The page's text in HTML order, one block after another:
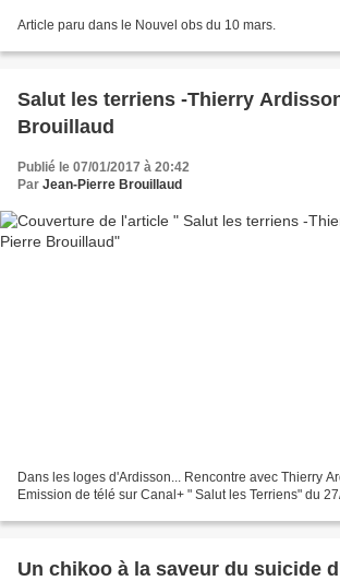
Article paru dans le Nouvel obs du 10 mars.
Salut les terriens -Thierry
Brouillaud
Publié le 07/01/2017 à 20:42
Par Jean-Pierre Brouillaud
Dans les loges d'Ardisson... Rencontre avec Thierry
Emission de télé sur Canal+ " Salut les Terriens" du
Un chikoo à la saveur du suicide